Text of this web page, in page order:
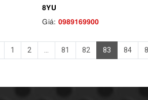
8YU
Giá: 0989169900
1 2 ... 81 82 83 84